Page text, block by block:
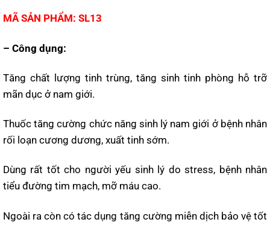
MÃ SẢN PHẨM: SL13
– Công dụng:
Tăng chất lượng tinh trùng, tăng sinh tinh phòng hỗ trỡ
mãn dục ở nam giới.
Thuốc tăng cường chức năng sinh lý nam giới ở bệnh nhân
rối loạn cương dương, xuất tinh sớm.
Dùng rất tốt cho người yếu sinh lý do stress, bệnh nhân
tiểu đường tim mạch, mỡ máu cao.
Ngoài ra còn có tác dụng tăng cường miễn dịch bảo vệ tốt